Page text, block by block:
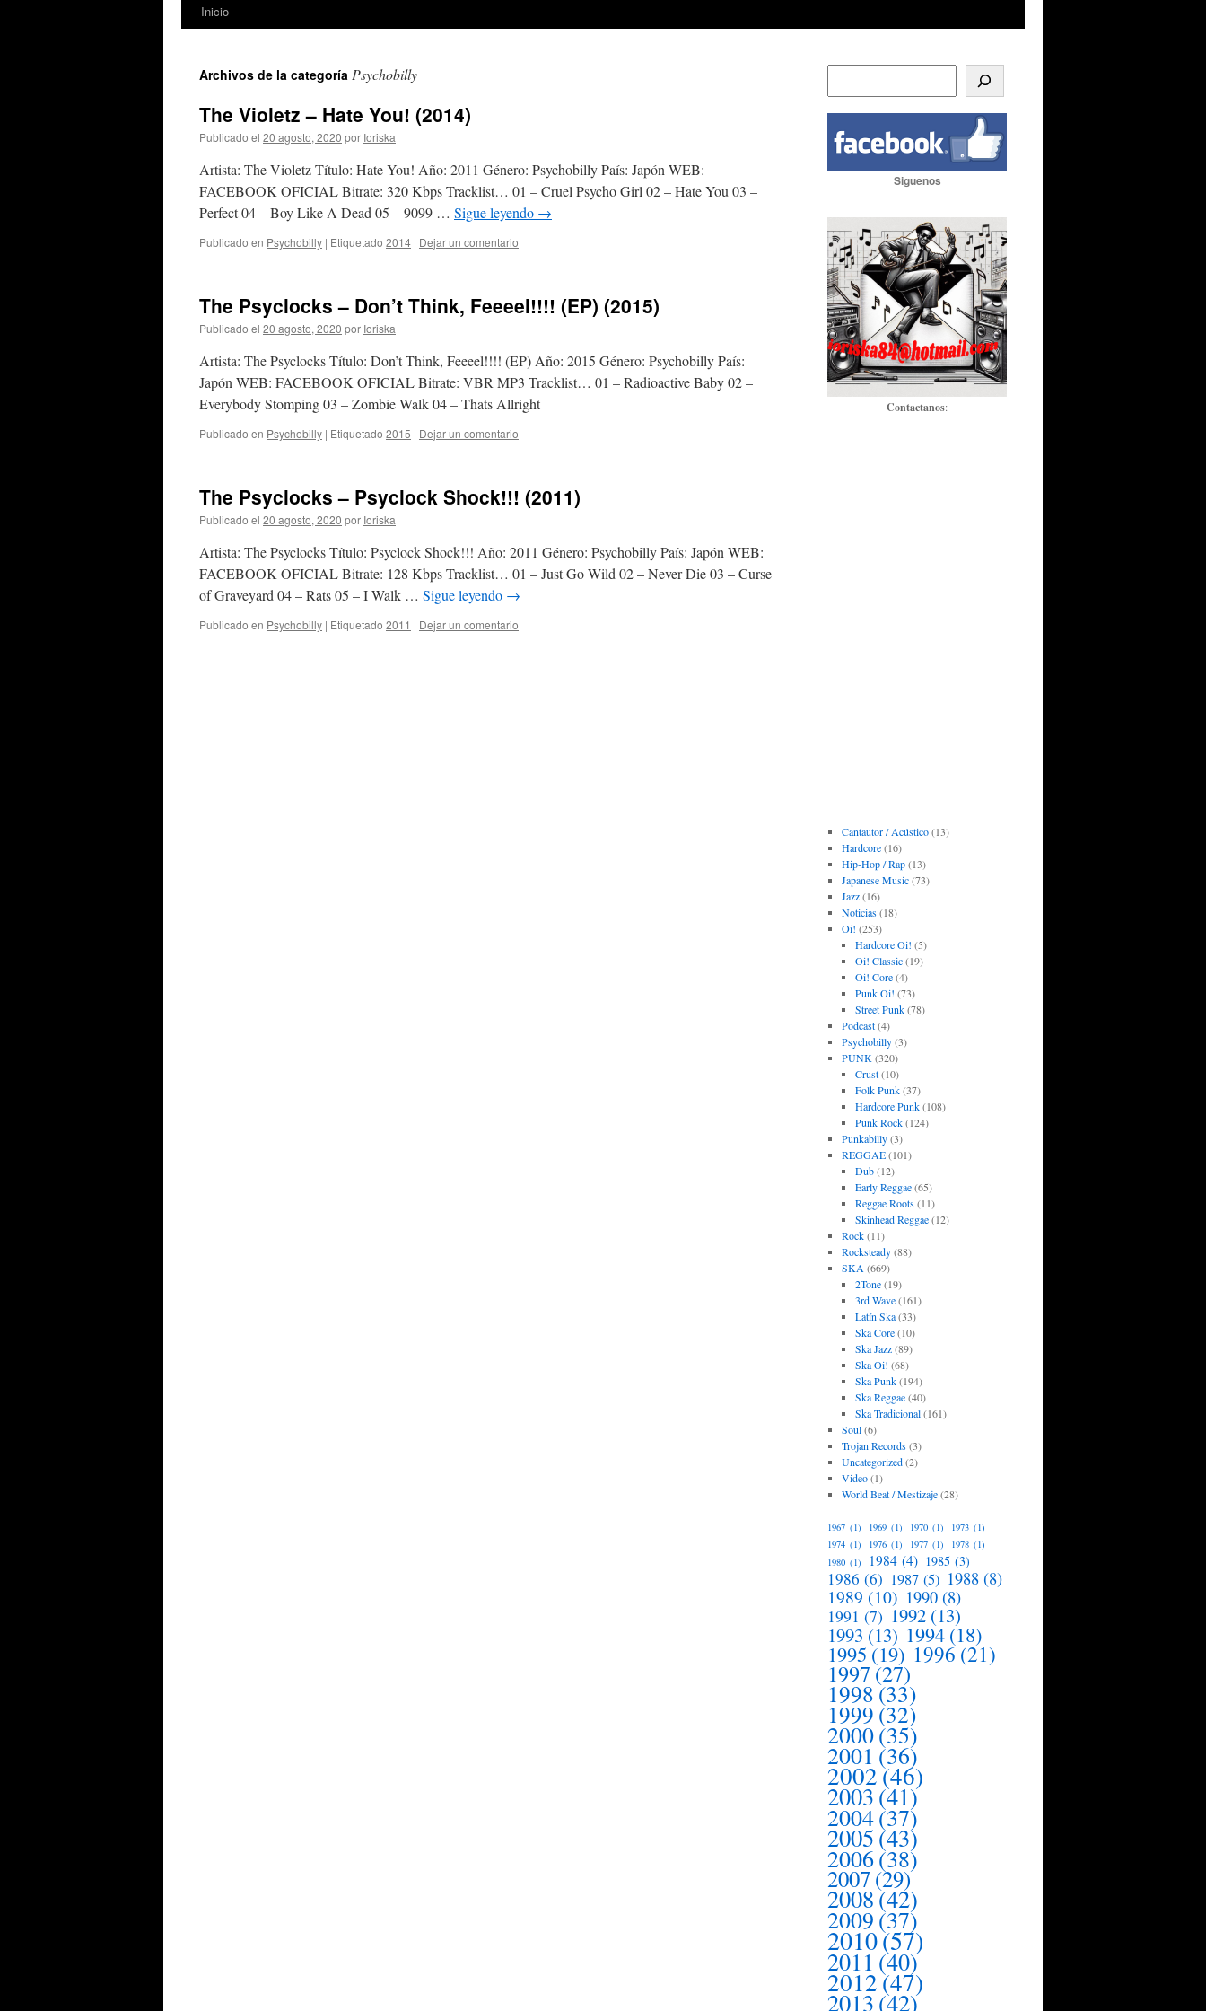
Inicio
Archivos de la categoría Psychobilly
The Violetz – Hate You! (2014)
Publicado el 20 agosto, 2020 por Ioriska
Artista: The Violetz Título: Hate You! Año: 2011 Género: Psychobilly País: Japón WEB:
FACEBOOK OFICIAL Bitrate: 320 Kbps Tracklist… 01 – Cruel Psycho Girl 02 – Hate You 03 –
Perfect 04 – Boy Like A Dead 05 – 9099 … Sigue leyendo →
Publicado en Psychobilly | Etiquetado 2014 | Dejar un comentario
The Psyclocks – Don’t Think, Feeeel!!!! (EP) (2015)
Publicado el 20 agosto, 2020 por Ioriska
Artista: The Psyclocks Título: Don’t Think, Feeeel!!!! (EP) Año: 2015 Género: Psychobilly País:
Japón WEB: FACEBOOK OFICIAL Bitrate: VBR MP3 Tracklist… 01 – Radioactive Baby 02 –
Everybody Stomping 03 – Zombie Walk 04 – Thats Allright
Publicado en Psychobilly | Etiquetado 2015 | Dejar un comentario
The Psyclocks – Psyclock Shock!!! (2011)
Publicado el 20 agosto, 2020 por Ioriska
Artista: The Psyclocks Título: Psyclock Shock!!! Año: 2011 Género: Psychobilly País: Japón WEB:
FACEBOOK OFICIAL Bitrate: 128 Kbps Tracklist… 01 – Just Go Wild 02 – Never Die 03 – Curse
of Graveyard 04 – Rats 05 – I Walk … Sigue leyendo →
Publicado en Psychobilly | Etiquetado 2011 | Dejar un comentario
Siguenos
Contactanos:
Cantautor / Acústico(13)
Hardcore(16)
Hip-Hop / Rap(13)
Japanese Music(73)
Jazz(16)
Noticias(18)
Oi! (253)
Hardcore Oi! (5)
Oi! Classic(19)
Oi! Core(4)
Punk Oi! (73)
Street Punk(78)
Podcast(4)
Psychobilly(3)
PUNK (320)
Crust(10)
Folk Punk(37)
Hardcore Punk(108)
Punk Rock(124)
Punkabilly(3)
REGGAE(101)
Dub(12)
Early Reggae(65)
Reggae Roots(11)
Skinhead Reggae(12)
Rock(11)
Rocksteady(88)
SKA (669)
2Tone(19)
3rd Wave(161)
Latín Ska(33)
Ska Core(10)
Ska Jazz(89)
Ska Oi! (68)
Ska Punk(194)
Ska Reggae(40)
Ska Tradicional(161)
Soul(6)
Trojan Records(3)
Uncategorized(2)
Video(1)
World Beat / Mestizaje(28)
1967 (1) 1969 (1) 1970 (1) 1973 (1)
1974 (1) 1976 (1) 1977 (1) 1978 (1)
1980 (1) 1984 (4) 1985 (3)
1986 (6) 1987 (5) 1988 (8)
1989 (10) 1990 (8)
1991 (7) 1992 (13)
1993 (13) 1994 (18)
1995 (19) 1996 (21)
1997(27)
1998(33)
1999 (32)
2000(35)
2001 (36)
2002(46)
2003 (41)
2004(37)
2005(43)
2006(38)
2007 (29)
2008(42)
2009 (37)
2010(57)
2011 (40)
2012(47)
2013 (42)